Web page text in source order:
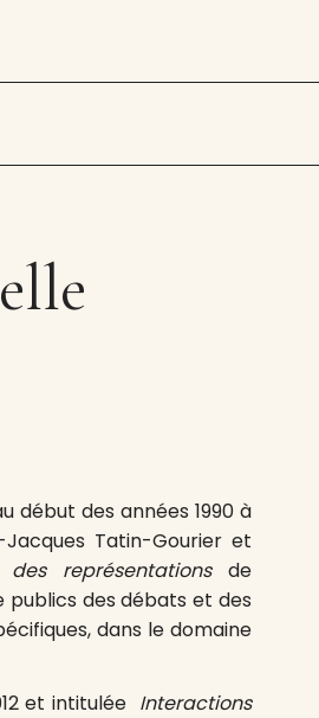
début des années 1990 à
Jacques Tatin-Gourier et
des représentations de
publics des débats et des
dans le domaine
et intitulée Interactions